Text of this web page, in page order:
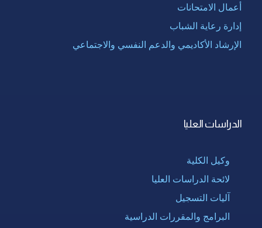
أعمال الامتحانات
إدارة رعاية الشباب
الإرشاد الأكاديمي والدعم النفسي والاجتماعي
الدراسات العليا
وكيل الكلية
لائحة الدراسات العليا
آليات التسجيل
البرامج والمقررات الدراسية